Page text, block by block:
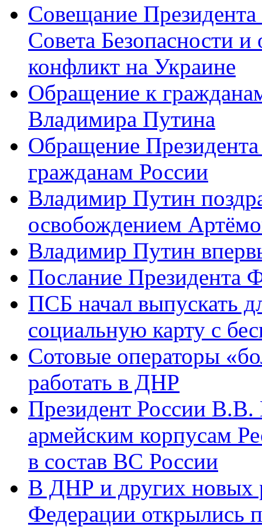
Совещание
Совета Безопасности
конфликт на Украине
Обращение к
Владимира Путина
Обращение
гражданам России
Владимир Путин
освобождением
Владимир Путин
Послание Президента
ПСБ начал выпускать
социальную карту с
Сотовые операторы
работать в ДНР
Президент России В.В.
армейским корпусам
в состав ВС России
В ДНР и других новых
Федерации открылись